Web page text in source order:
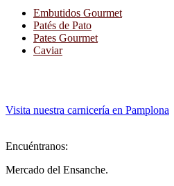
Embutidos Gourmet
Patés de Pato
Pates Gourmet
Caviar
Visita nuestra carnicería en Pamplona
Encuéntranos:
Mercado del Ensanche.